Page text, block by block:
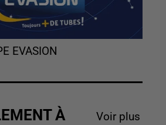
EVASION
À
Voir plus